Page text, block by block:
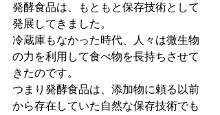
発酵食品は、もともと保存技術として
発展してきました。
冷蔵庫もなかった時代、人々は微生物
の力を利用して食べ物を長持ちさせて
きたのです。
つまり発酵食品は、添加物に頼る以前
から存在していた自然な保存技術でも